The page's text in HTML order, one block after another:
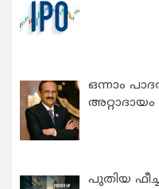
ഒന്നാം
പുതിയ